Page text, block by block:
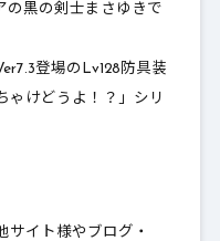
の黒の剣士まさゆきで
登場のLv128防具装
ゃけどうよ！？ 」シリ
サイト様やブログ・